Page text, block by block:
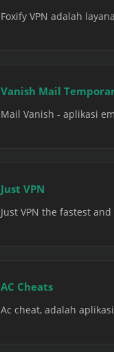
Foxify VPN adalah
Vanish Mail
Mail Vanish - aplikasi
Just VPN
Just VPN the fastest
AC Cheats
Ac cheat, adalah